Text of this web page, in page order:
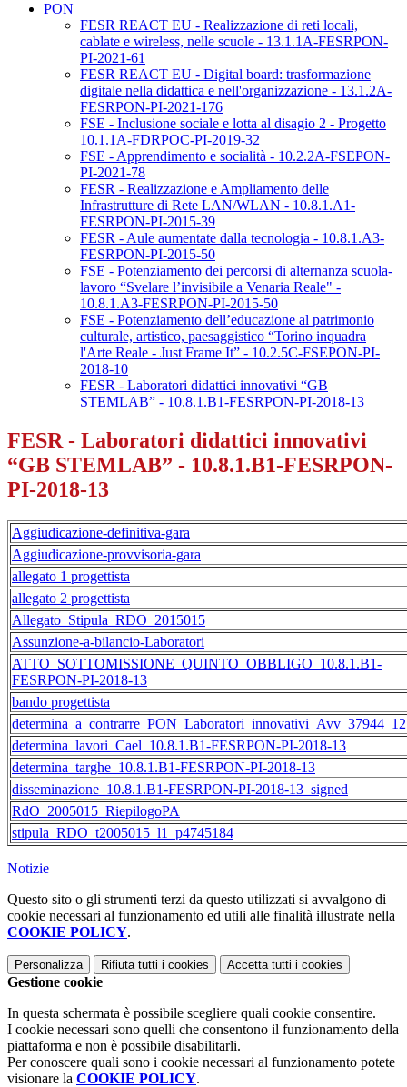
PON
FESR REACT EU - Realizzazione di reti locali,
cablate e wireless, nelle scuole - 13.1.1A-FESRPON-
PI-2021-61
FESR REACT EU - Digital board: trasformazione
digitale nella didattica e nell'organizzazione - 13.1.2A-
FESRPON-PI-2021-176
FSE - Inclusione sociale e lotta al disagio 2 - Progetto
10.1.1A-FDRPOC-PI-2019-32
FSE - Apprendimento e socialità - 10.2.2A-FSEPON-
PI-2021-78
FESR - Realizzazione e Ampliamento delle
Infrastrutture di Rete LAN/WLAN - 10.8.1.A1-
FESRPON-PI-2015-39
FESR - Aule aumentate dalla tecnologia - 10.8.1.A3-
FESRPON-PI-2015-50
FSE - Potenziamento dei percorsi di alternanza scuola-
lavoro “Svelare l’invisibile a Venaria Reale" -
10.8.1.A3-FESRPON-PI-2015-50
FSE - Potenziamento dell’educazione al patrimonio
culturale, artistico, paesaggistico “Torino inquadra
l'Arte Reale - Just Frame It” - 10.2.5C-FSEPON-PI-
2018-10
FESR - Laboratori didattici innovativi “GB
STEMLAB” - 10.8.1.B1-FESRPON-PI-2018-13
FESR - Laboratori didattici innovativi
“GB STEMLAB” - 10.8.1.B1-FESRPON-
PI-2018-13
Aggiudicazione-definitiva-gara
Aggiudicazione-provvisoria-gara
allegato 1 progettista
allegato 2 progettista
Allegato_Stipula_RDO_2015015
Assunzione-a-bilancio-Laboratori
ATTO_SOTTOMISSIONE_QUINTO_OBBLIGO_10.8.1.B1-
FESRPON-PI-2018-13
bando progettista
determina_lavori_Cael_10.8.1.B1-FESRPON-PI-2018-13
determina_targhe_10.8.1.B1-FESRPON-PI-2018-13
disseminazione_10.8.1.B1-FESRPON-PI-2018-13_signed
RdO_2005015_RiepilogoPA
stipula_RDO_t2005015_l1_p4745184
Notizie
Questo sito o gli strumenti terzi da questo utilizzati si avvalgono di
cookie necessari al funzionamento ed utili alle finalità illustrate nella
COOKIE POLICY.
Personalizza Rifiuta tutti i cookies Accetta tutti i cookies
Gestione cookie
In questa schermata è possibile scegliere quali cookie consentire.
I cookie necessari sono quelli che consentono il funzionamento della
piattaforma e non è possibile disabilitarli.
Per conoscere quali sono i cookie necessari al funzionamento potete
visionare la COOKIE POLICY.